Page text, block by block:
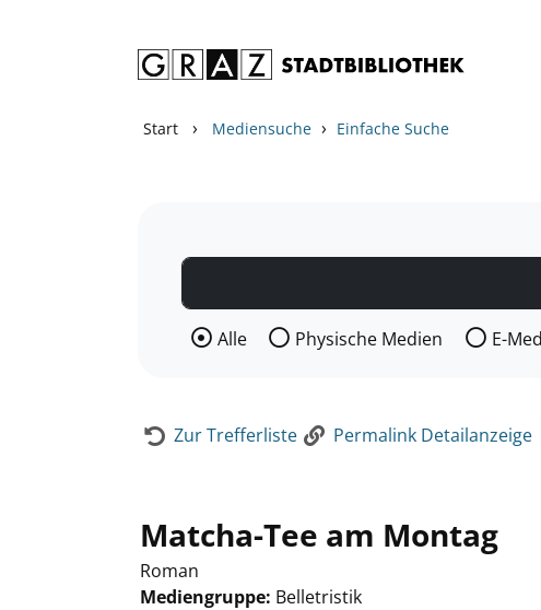
Start › Mediensuche › Einfache Suche
Wählen Sie die Medienart nach der Sie
Alle Physische Medien E-
Zur Trefferliste Permalink Detailanzeige
Matcha-Tee am Montag
Roman
Mediengruppe: Belletristik